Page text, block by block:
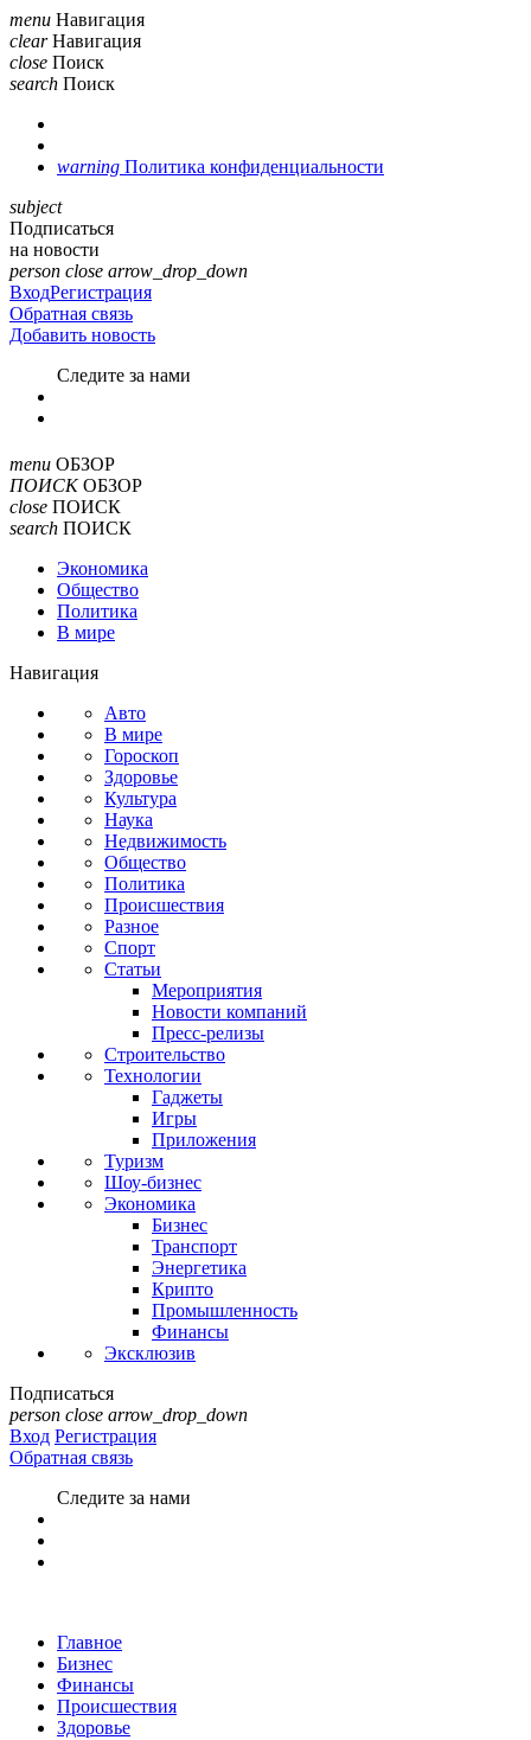
menu Навигация
clear Навигация
close Поиск
search Поиск
warning Политика конфиденциальности
subject
Подписаться
на новости
person close arrow_drop_down
ВходРегистрация
Обратная связь
Добавить новость
Cледите за нами
menu ОБЗОР
ПОИСК ОБЗОР
close ПОИСК
search ПОИСК
Экономика
Общество
Политика
В мире
Навигация
Авто
В мире
Гороскоп
Здоровье
Культура
Наука
Недвижимость
Общество
Политика
Происшествия
Разное
Спорт
Статьи
Мероприятия
Новости компаний
Пресс-релизы
Строительство
Технологии
Гаджеты
Игры
Приложения
Туризм
Шоу-бизнес
Экономика
Бизнес
Транспорт
Энергетика
Крипто
Промышленность
Финансы
Эксклюзив
Подписаться
person close arrow_drop_down
Вход Регистрация
Обратная связь
Следите за нами
Главное
Бизнес
Финансы
Происшествия
Здоровье